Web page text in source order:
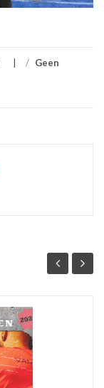
/ Geen